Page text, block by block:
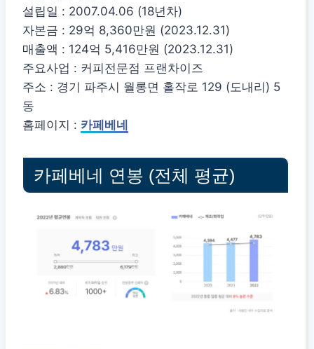
설립일 : 2007.04.06 (18년차)
자본금 : 29억 8,360만원 (2023.12.31)
매출액 : 124억 5,416만원 (2023.12.31)
주요사업 : 커피전문점 프랜차이즈
주소 : 경기 파주시 월롱면 홀작로 129 (도내리) 5
동
홈페이지 : 카페베네
카페베네 연봉 (전체 평균)